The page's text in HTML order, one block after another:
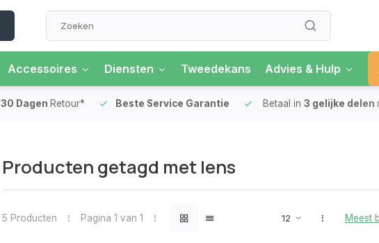
Accessoires Diensten Tweedekans Advies & Hulp
30 Dagen Retour* Beste Service Garantie Betaal in 3 gelijke delen
Producten getagd met lens
5 Producten Pagina 1 van 1 Meest